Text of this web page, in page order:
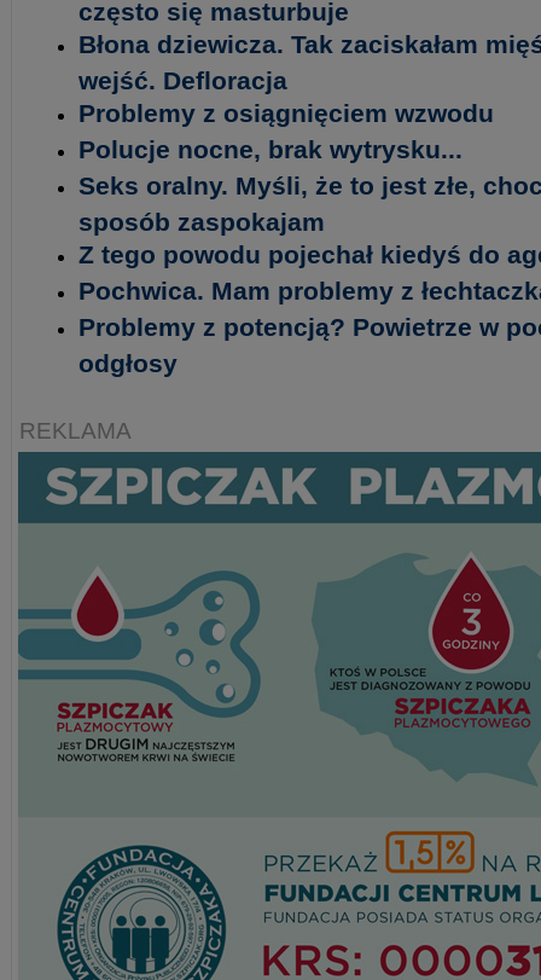
często się masturbuje
Błona dziewicza. Tak zaciskałam
wejść. Defloracja
Problemy z osiągnięciem wzwodu
Polucje nocne, brak wytrysku...
Seks oralny. Myśli, że to jest złe,
sposób zaspokajam
Z tego powodu pojechał kiedyś do
Pochwica. Mam problemy z
Problemy z potencją? Powietrze w
odgłosy
REKLAMA